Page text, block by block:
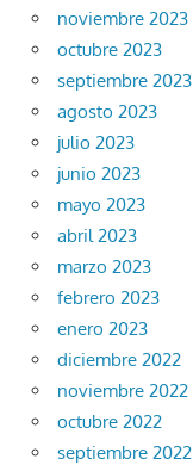
noviembre 2023
octubre 2023
septiembre 2023
agosto 2023
julio 2023
junio 2023
mayo 2023
abril 2023
marzo 2023
febrero 2023
enero 2023
diciembre 2022
noviembre 2022
octubre 2022
septiembre 2022